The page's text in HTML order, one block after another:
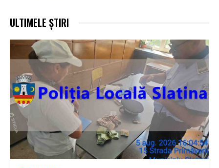
ULTIMELE ȘTIRI